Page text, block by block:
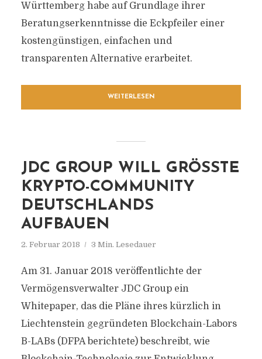
Württemberg habe auf Grundlage ihrer
Beratungserkenntnisse die Eckpfeiler einer
kostengünstigen, einfachen und
transparenten Alternative erarbeitet.
WEITERLESEN
JDC GROUP WILL GRÖSSTE K
RYPTO-COMMUNITY D
EUTSCHLANDS A
UFBAUEN
2. Februar 2018 3 Min. Lesedauer
Am 31. Januar 2018 veröffentlichte der
Vermögensverwalter JDC Group ein
Whitepaper, das die Pläne ihres kürzlich in
Liechtenstein gegründeten Blockchain-Labors
B-LABs (DFPA berichtete) beschreibt, wie